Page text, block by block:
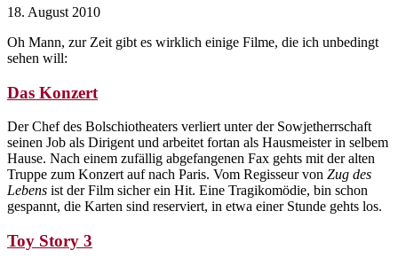
18. August 2010
Oh Mann, zur Zeit gibt es wirklich einige Filme, die ich unbedingt
sehen will:
Das Konzert
Der Chef des Bolschiotheaters verliert unter der Sowjetherrschaft
seinen Job als Dirigent und arbeitet fortan als Hausmeister in selbem
Hause. Nach einem zufällig abgefangenen Fax gehts mit der alten
Truppe zum Konzert auf nach Paris. Vom Regisseur von Zug des
Lebens ist der Film sicher ein Hit. Eine Tragikomödie, bin schon
gespannt, die Karten sind reserviert, in etwa einer Stunde gehts los.
Toy Story 3